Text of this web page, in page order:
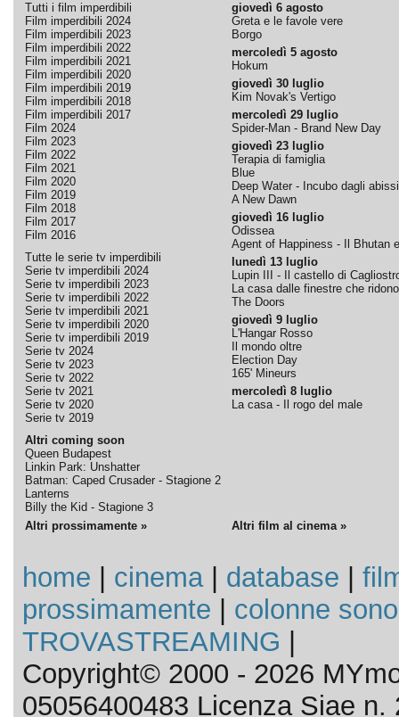
Tutti i film imperdibili
Film imperdibili 2024
Film imperdibili 2023
Film imperdibili 2022
Film imperdibili 2021
Film imperdibili 2020
Film imperdibili 2019
Film imperdibili 2018
Film imperdibili 2017
Film 2024
Film 2023
Film 2022
Film 2021
Film 2020
Film 2019
Film 2018
Film 2017
Film 2016
Tutte le serie tv imperdibili
Serie tv imperdibili 2024
Serie tv imperdibili 2023
Serie tv imperdibili 2022
Serie tv imperdibili 2021
Serie tv imperdibili 2020
Serie tv imperdibili 2019
Serie tv 2024
Serie tv 2023
Serie tv 2022
Serie tv 2021
Serie tv 2020
Serie tv 2019
Altri coming soon
Queen Budapest
Linkin Park: Unshatter
Batman: Caped Crusader - Stagione 2
Lanterns
Billy the Kid - Stagione 3
giovedì 6 agosto
Greta e le favole vere
Borgo
mercoledì 5 agosto
Hokum
giovedì 30 luglio
Kim Novak's Vertigo
mercoledì 29 luglio
Spider-Man - Brand New Day
giovedì 23 luglio
Terapia di famiglia
Blue
Deep Water - Incubo dagli abissi
A New Dawn
giovedì 16 luglio
Odissea
Agent of Happiness - Il Bhutan
lunedì 13 luglio
Lupin III - Il castello di
La casa dalle finestre che ridono
The Doors
giovedì 9 luglio
L'Hangar Rosso
Il mondo oltre
Election Day
165' Mineurs
mercoledì 8 luglio
La casa - Il rogo del male
Altri prossimamente » Altri film al cinema »
home cinema| database
prossimamente
colonne
TROVASTREAMING
Copyright© 2000 - 2026
05056400483 Licenza Siae n.